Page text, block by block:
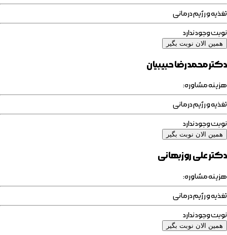
تغذیه و رژیم درمانی
نوبت وجود ندارد
همین الان نوبت بگیر
دکتر محمدرضا حبیبیان
هزینه مشاوره:
تغذیه و رژیم درمانی
نوبت وجود ندارد
همین الان نوبت بگیر
دکتر علی روزبهانی
هزینه مشاوره:
تغذیه و رژیم درمانی
نوبت وجود ندارد
همین الان نوبت بگیر